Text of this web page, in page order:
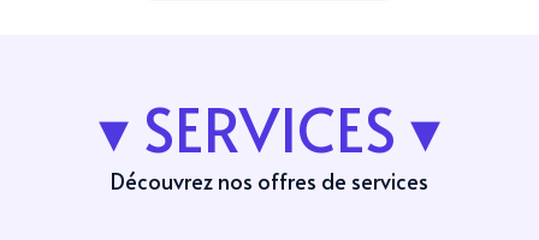
▾ SERVICES ▾
Découvrez nos offres de services